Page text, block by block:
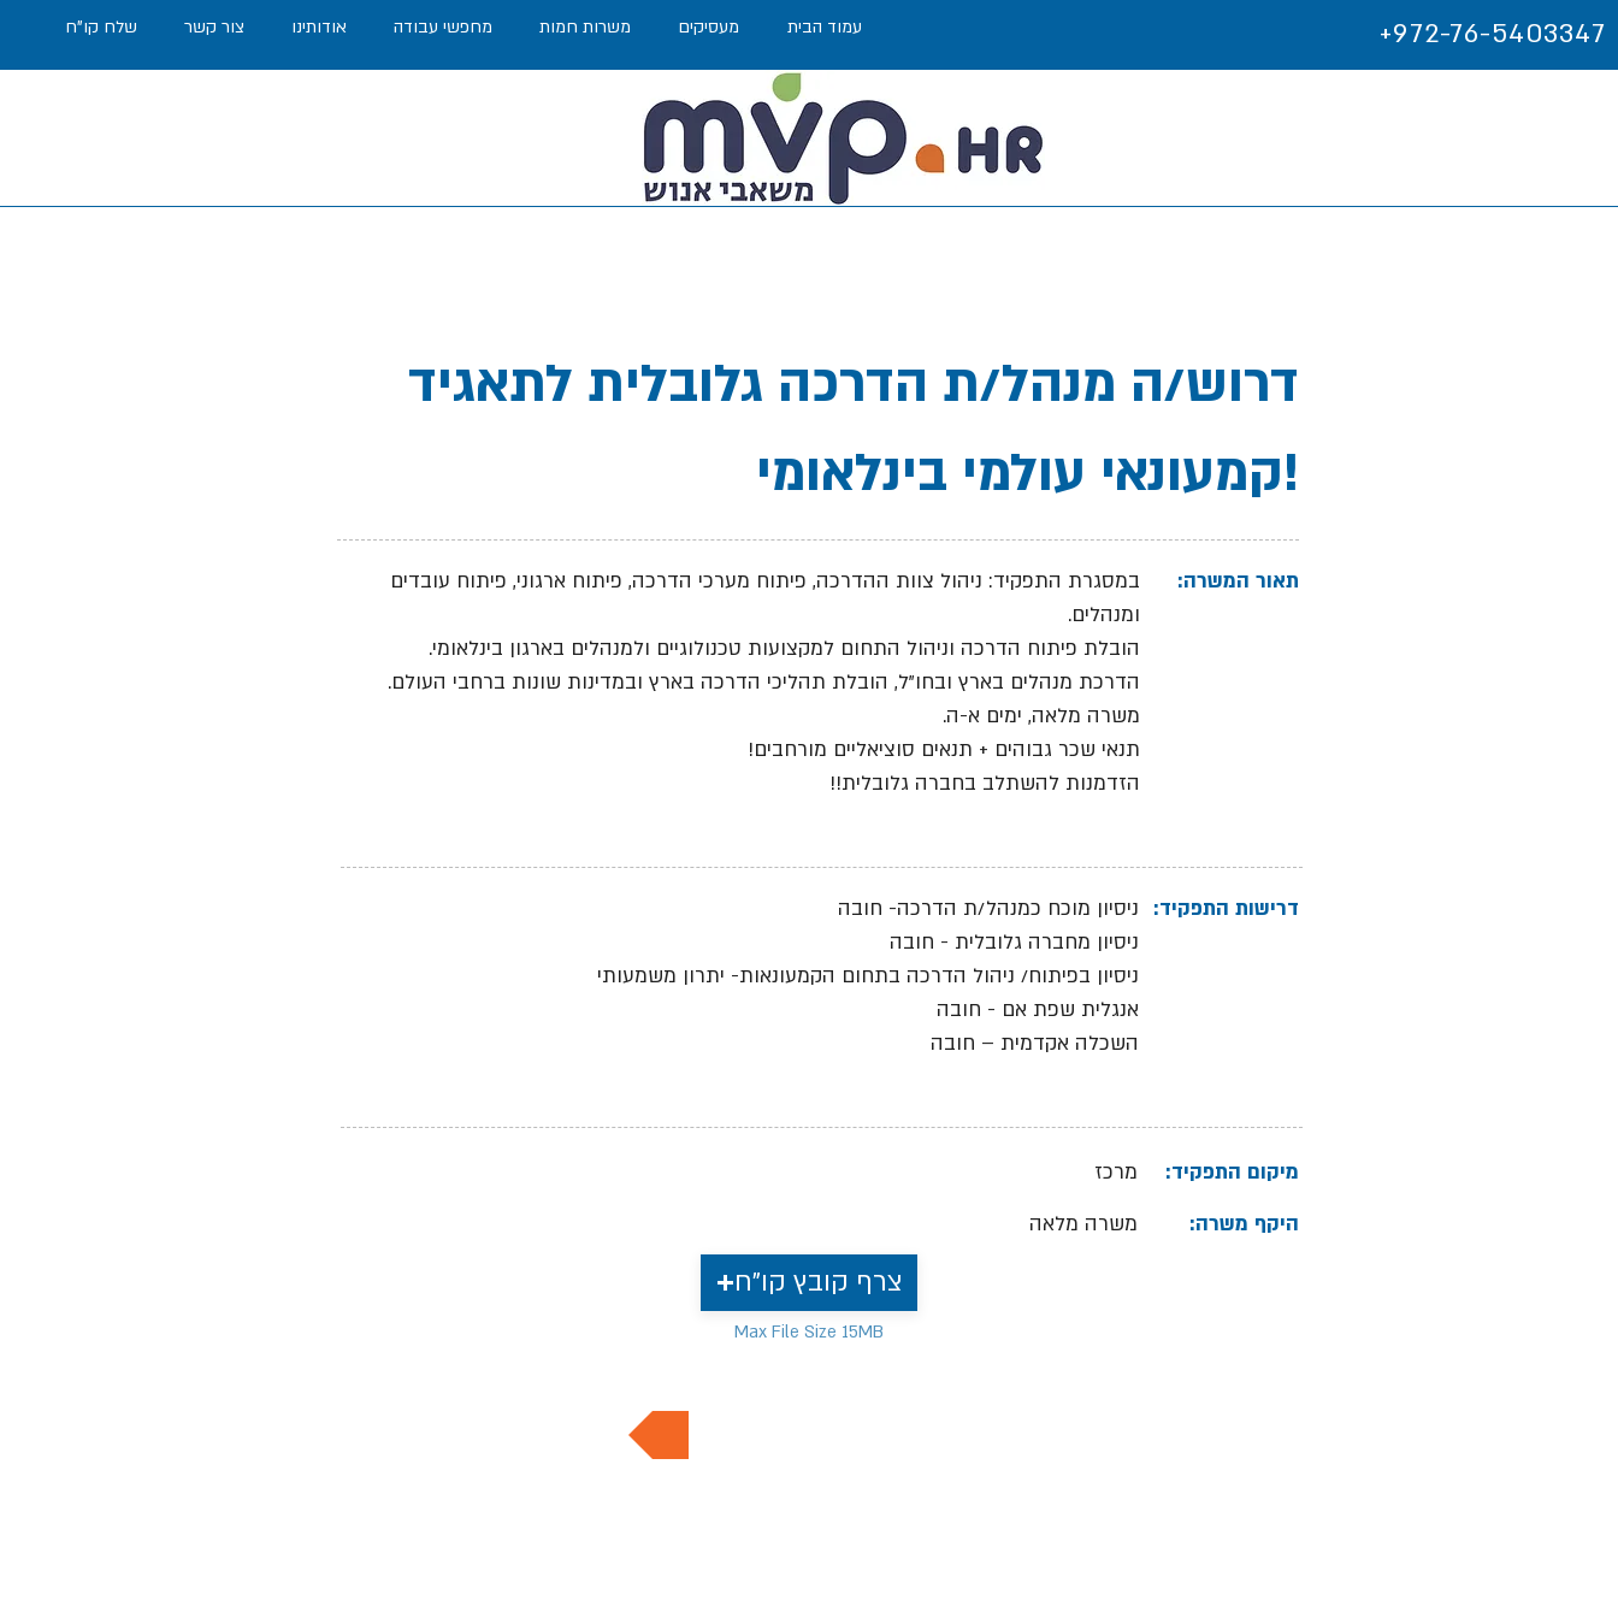
עמוד הבית מעסיקים משרות חמות מחפשי עבודה אודותינו צור קשר שלח קו"ח +972-76-5403347
דרוש/ה מנהל/ת הדרכה גלובלית לתאגיד
קמעונאי עולמי בינלאומי!
במסגרת התפקיד: ניהול צוות ההדרכה, פיתוח מערכי הדרכה, פיתוח ארגוני, פיתוח עובדים
ומנהלים.
הובלת פיתוח הדרכה וניהול התחום למקצועות טכנולוגיים ולמנהלים בארגון בינלאומי.
הדרכת מנהלים בארץ ובחו"ל, הובלת תהליכי הדרכה בארץ ובמדינות שונות ברחבי העולם.
משרה מלאה, ימים א-ה.
תנאי שכר גבוהים + תנאים סוציאליים מורחבים!
הזדמנות להשתלב בחברה גלובלית!!
תאור המשרה:
ניסיון מוכח כמנהל/ת הדרכה- חובה
ניסיון מחברה גלובלית - חובה
ניסיון בפיתוח/ ניהול הדרכה בתחום הקמעונאות- יתרון משמעותי
אנגלית שפת אם - חובה
השכלה אקדמית – חובה
דרישות התפקיד:
מרכז
מיקום התפקיד:
משרה מלאה
היקף משרה:
צרף קובץ קו"ח
Max File Size 15MB